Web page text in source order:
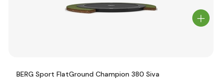
BERG Sport FlatGround Champion 380 Siva